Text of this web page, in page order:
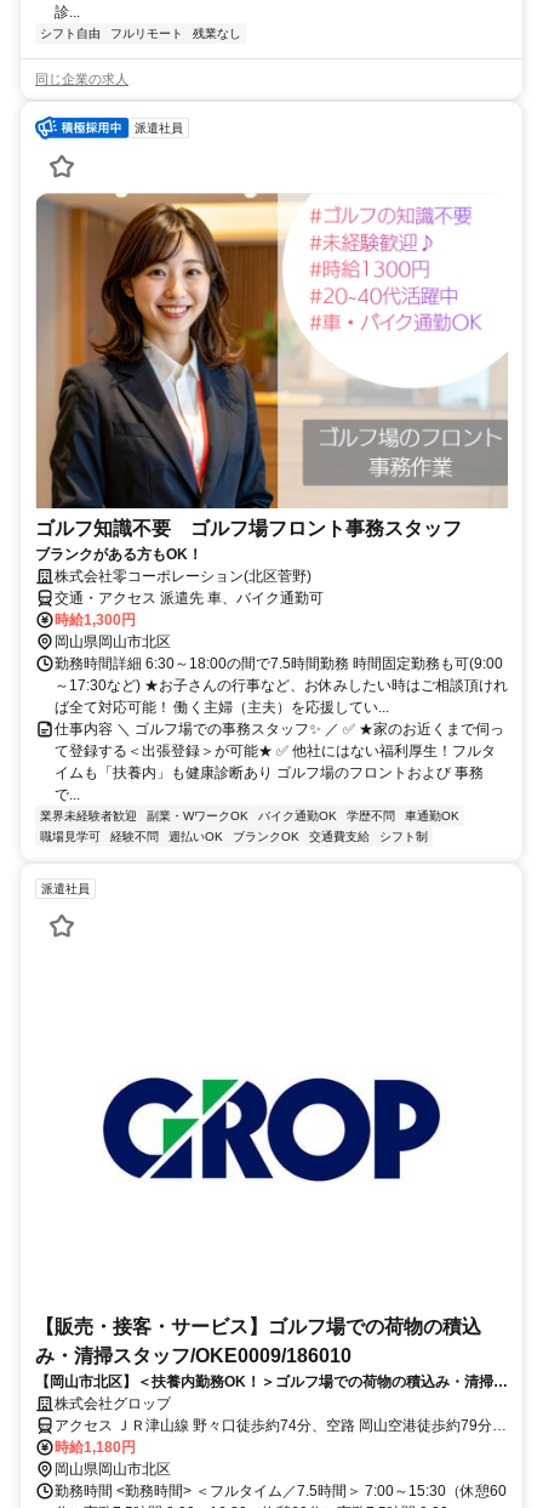
診...
シフト自由 フルリモート 残業なし
同じ企業の求人
派遣社員
ゴルフ知識不要 ゴルフ場フロント事務スタッフ
ブランクがある方もOK！
株式会社零コーポレーション(北区菅野)
交通・アクセス 派遣先 車、バイク通勤可
時給1,300円
岡山県岡山市北区
勤務時間詳細 6:30～18:00の間で7.5時間勤務 時間固定勤務も可(9:00
～17:30など) ★お子さんの行事など、お休みしたい時はご相談頂けれ
ば全て対応可能！ 働く主婦（主夫）を応援してい...
仕事内容 ＼ ゴルフ場での事務スタッフ✨ ／ ✅ ★家のお近くまで伺っ
て登録する＜出張登録＞が可能★ ✅ 他社にはない福利厚生！フルタ
イムも「扶養内」も健康診断あり ゴルフ場のフロントおよび 事務
で...
業界未経験者歓迎 副業・WワークOK バイク通勤OK 学歴不問
車通勤OK
職場見学可
経験不問 週払いOK ブランクOK 交通費支給 シフト制
派遣社員
【販売・接客・サービス】ゴルフ場での荷物の積込
み・清掃スタッフ/OKE0009/186010
【岡山市北区】＜扶養内勤務OK！＞ゴルフ場での荷物の積込み・清掃ス
タッフ＜時間帯が選べる！＞
株式会社グロップ
アクセス ＪＲ津山線 野々口徒歩約74分、空路 岡山空港徒歩約79分、
空路 岡山空港徒歩約79分 桃太郎空港（岡山空港）から車で約5分
時給1,180円
岡山県岡山市北区
勤務時間 <勤務時間> ＜フルタイム／7.5時間＞ 7:00～15:30（休憩60